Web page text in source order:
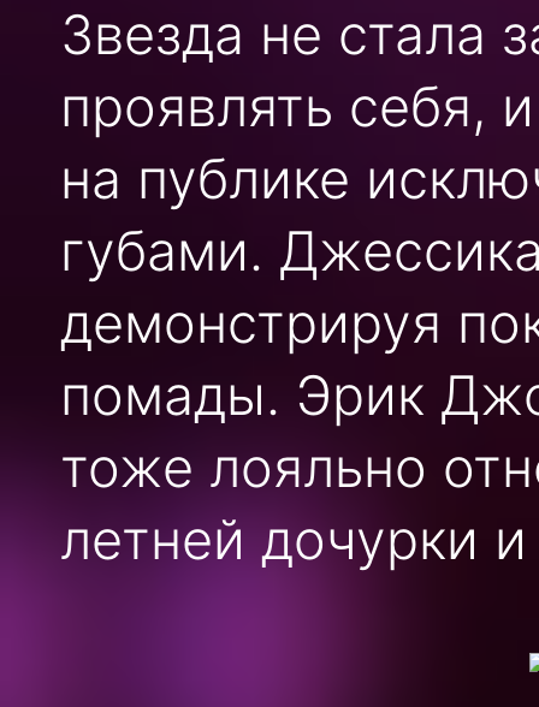
Звезда не стала
проявлять себя,
на публике
губами.
демонстрируя
помады. Эрик
тоже лояльно
летней дочурки